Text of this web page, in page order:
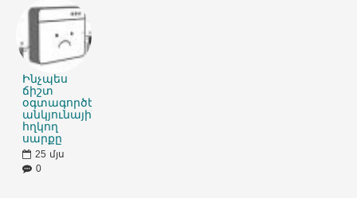
Ինչպես
ճիշտ
օգտագործել
անկյունային
հղկող
սարքը
25 մյս
0